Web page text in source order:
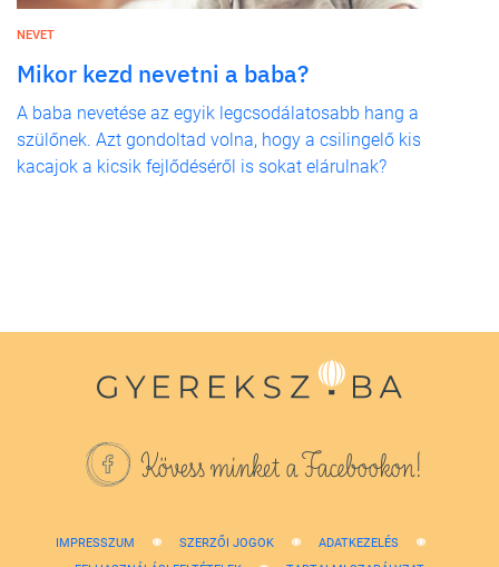
NEVET
Mikor kezd nevetni a baba?
A baba nevetése az egyik legcsodálatosabb hang a
szülőnek. Azt gondoltad volna, hogy a csilingelő kis
kacajok a kicsik fejlődéséről is sokat elárulnak?
Kövess minket a Facebookon!
IMPRESSZUM SZERZŐI JOGOK
ADATKEZELÉS